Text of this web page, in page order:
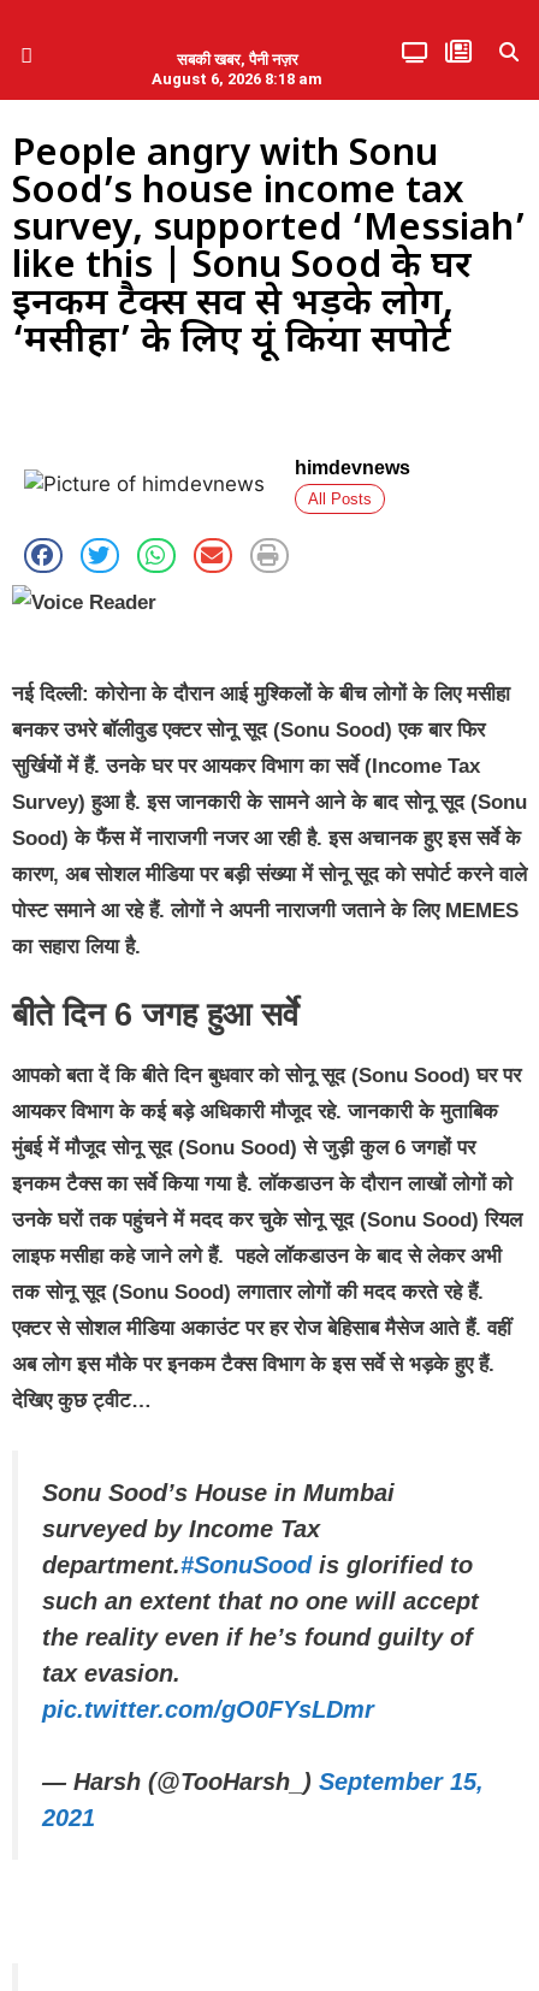
सबकी खबर, पैनी नज़र
August 6, 2026 8:18 am
People angry with Sonu
Sood’s house income tax
survey, supported ‘Messiah’
like this | Sonu Sood के घर
इनकम टैक्स सर्वे से भड़के लोग,
‘मसीहा’ के लिए यूं किया सपोर्ट
himdevnews
All Posts
नई दिल्ली:कोरोना के दौरान आई मुश्किलों के बीच लोगों के लिए मसीहा
बनकर उभरे बॉलीवुड एक्टर सोनू सूद (Sonu Sood) एक बार फिर
सुर्खियों में हैं. उनके घर पर आयकर विभाग का सर्वे (Income Tax
Survey) हुआ है. इस जानकारी के सामने आने के बाद सोनू सूद (Sonu
Sood) के फैंस में नाराजगी नजर आ रही है. इस अचानक हुए इस सर्वे के
कारण, अब सोशल मीडिया पर बड़ी संख्या में सोनू सूद को सपोर्ट करने वाले
पोस्ट समाने आ रहे हैं. लोगों ने अपनी नाराजगी जताने के लिए MEMES
का सहारा लिया है.
बीते दिन 6 जगह हुआ सर्वे
आपको बता दें कि बीते दिन बुधवार को सोनू सूद (Sonu Sood) घर पर
आयकर विभाग के कई बड़े अधिकारी मौजूद रहे. जानकारी के मुताबिक
मुंबई में मौजूद सोनू सूद (Sonu Sood) से जुड़ी कुल 6 जगहों पर
इनकम टैक्स का सर्वे किया गया है. लॉकडाउन के दौरान लाखों लोगों को
उनके घरों तक पहुंचने में मदद कर चुके सोनू सूद (Sonu Sood) रियल
लाइफ मसीहा कहे जाने लगे हैं. पहले लॉकडाउन के बाद से लेकर अभी
तक सोनू सूद (Sonu Sood) लगातार लोगों की मदद करते रहे हैं.
एक्टर से सोशल मीडिया अकाउंट पर हर रोज बेहिसाब मैसेज आते हैं. वहीं
अब लोग इस मौके पर इनकम टैक्स विभाग के इस सर्वे से भड़के हुए हैं.
देखिए कुछ ट्वीट…
Sonu Sood’s House in Mumbai
surveyed by Income Tax
department.#SonuSoodis glorified to
such an extent that no one will accept
the reality even if he’s found guilty of
tax evasion.
pic.twitter.com/gO0FYsLDmr
— Harsh (@TooHarsh_) September 15,
2021